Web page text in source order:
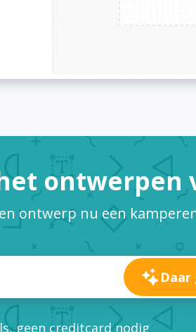
ontwerpen
ontwerp nu een
Daar
geen creditcard nodig